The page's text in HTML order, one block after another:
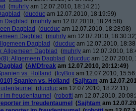
(muhrly am 12.07.2010, 18:14:21)
(ducduc am 12.07.2010, 18:19:59)
Dagblad (muhrly am 12.07.2010, 18:24:58)
Dagblad (ducduc am 12.07.2010, 18:28:08)
Dagblad (muhrly am 12.07.2010,
Dagblad (ducduc am 12.07.2010,
Allgemeen Dagblad (muhrly am 12.07.2010,
Allgemeen Dagblad (ducduc am 12.07.2010,
(AMDfreak am 12.07.2010, 20:12:49)
vs. Holland ( IcyBox am 12.07.2010,
Spanien vs. Holland (Sajhtam am
(ducduc am 12.07.2010, 18:22:11)
im freudentaumel
(robotti am 12.07.2010,
im freudentaumel
(Sajhtam am